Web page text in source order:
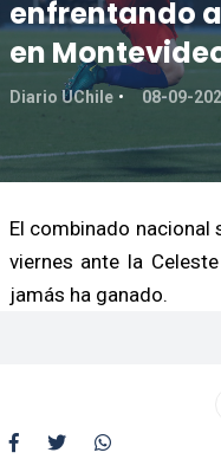
enfrentando
en
Diario UChile 08-09-
El combinado
viernes ante la
jamás ha ganado.